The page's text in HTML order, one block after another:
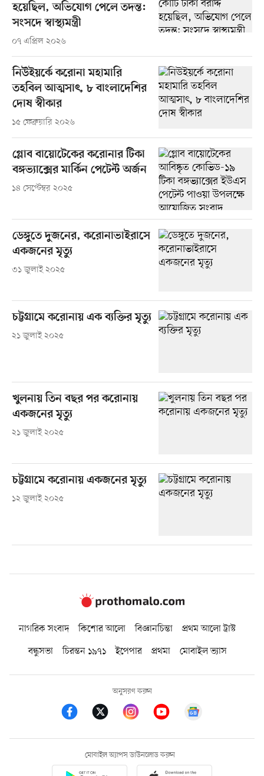
হয়েছিল, অভিযোগ পেলে তদন্ত:
সংসদে স্বাস্থ্যমন্ত্রী
০৭ এপ্রিল ২০২৬
নিউইয়র্কে করোনা মহামারি
তহবিল আত্মসাৎ, ৮ বাংলাদেশির
দোষ স্বীকার
১৫ ফেব্রুয়ারি ২০২৬
গ্লোব বায়োটেকের করোনার টিকা
বঙ্গভ্যাক্সের মার্কিন পেটেন্ট অর্জন
১৪ সেপ্টেম্বর ২০২৫
ডেঙ্গুতে দুজনের, করোনাভাইরাসে
একজনের মৃত্যু
৩১ জুলাই ২০২৫
চট্টগ্রামে করোনায় এক ব্যক্তির মৃত্যু
২১ জুলাই ২০২৫
খুলনায় তিন বছর পর করোনায়
একজনের মৃত্যু
২১ জুলাই ২০২৫
চট্টগ্রামে করোনায় একজনের মৃত্যু
১২ জুলাই ২০২৫
নাগরিক সংবাদ কিশোর আলো বিজ্ঞানচিন্তা
প্রথম আলো ট্রাস্ট
বন্ধুসভা
চিরন্তন ১৯৭১ ইপেপার প্রথমা মোবাইল ভ্যাস
অনুসরণ করুন
মোবাইল অ্যাপস ডাউনলোড করুন